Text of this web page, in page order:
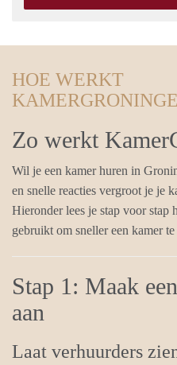
HOE WERKT
Zo werkt
Wil je een kamer huren in
en snelle reacties vergroot je je
Hieronder lees je stap voor stap
gebruikt om sneller een kamer
Stap 1: Maak
aan
Laat verhuurders